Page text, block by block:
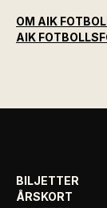
OM AIK
AIK
BILJETTER
ÅRSKORT